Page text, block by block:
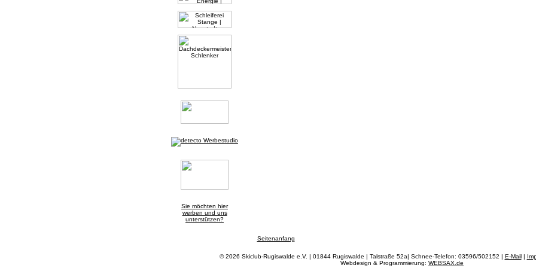
Sie möchten hier
werben und uns
unterstützen?
Seitenanfang
© 2026 Skiclub-Rugiswalde e.V. | 01844 Rugiswalde | Talstraße 52a| Schnee-Telefon: 03596/502152 | E-Mail|
Webdesign & Programmierung: WEBSAX.de